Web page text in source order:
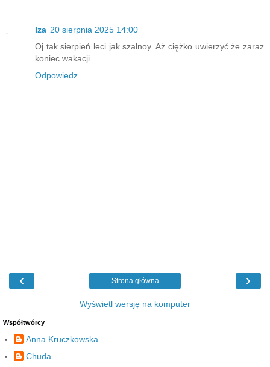
Iza 20 sierpnia 2025 14:00
Oj tak sierpień leci jak szalnoy. Aż ciężko uwierzyć że zaraz
koniec wakacji.
Odpowiedz
‹ ›
Strona główna
Wyświetl wersję na komputer
Współtwórcy
Anna Kruczkowska
Chuda